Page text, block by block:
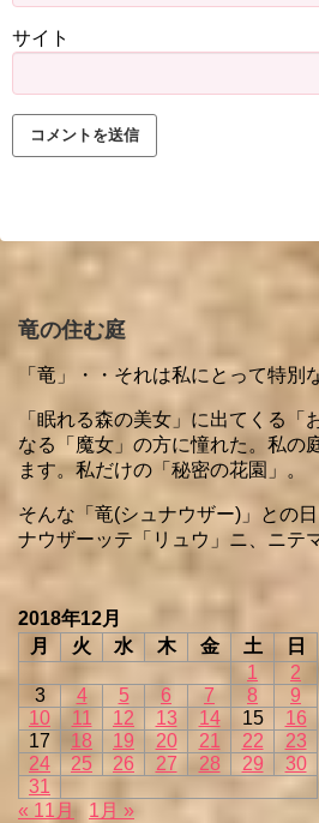
サイト
竜の住む庭
「竜」・・それは私にとって特別
「眠れる森の美女」に出てくる「
なる「魔女」の方に憧れた。私の
ます。私だけの「秘密の花園」。
そんな「竜(シュナウザー)」との
ナウザーッテ「リュウ」ニ、ニテ
2018年12月
月
火 水 木 金 土
日
1
2
3
4 5 6 7 8
9
10
11 12 13 14 15
16
17
18 19 20 21 22
23
24
25 26 27 28 29
30
31
« 11月
1月 »